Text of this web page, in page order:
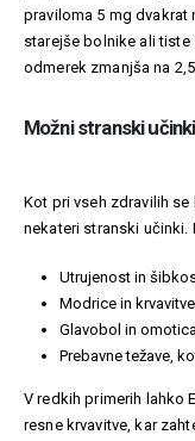
praviloma 5 mg dvakrat
starejše bolnike ali tiste
odmerek zmanjša na
Možni stranski
Kot pri vseh zdravilih
nekateri stranski
Utrujenost in
Modrice in krvavitve.
Glavobol in omotica.
Prebavne težave,
V redkih primerih lahko
resne krvavitve, kar